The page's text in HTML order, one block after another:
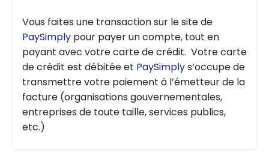
Vous faites une transaction sur le site de
PaySimply pour payer un compte, tout en
payant avec votre carte de crédit. Votre carte
de crédit est débitée et PaySimplys’occupe de
transmettre votre paiement à l’émetteur de la
facture (organisations gouvernementales,
entreprises de toute taille, services publics,
etc.)